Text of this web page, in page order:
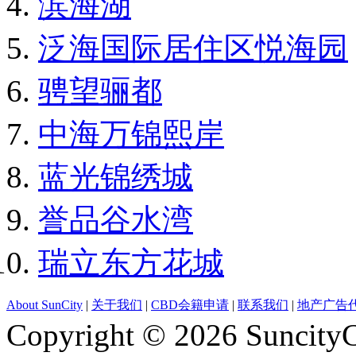
泛海国际居住区悦海园
骋望骊都
中海万锦熙岸
蓝光锦绣城
誉品谷水湾
瑞立东方花城
About SunCity | 关于我们 | CBD会籍申请 | 联系我们 | 地产广告
Copyright © 2026